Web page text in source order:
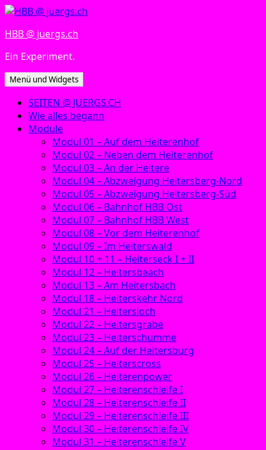
Zum
springen
HBB @ juergs.ch
Ein Experiment.
Menü und Widgets
SEITEN @ JUERGS.CH
Wie alles begann
Module
Modul 01 – Auf dem Heiterenhof
Modul 02 – Neben dem Heiterenhof
Modul 03 – An der Heitere
Modul 04 – Abzweigung Heitersberg-Nord
Modul 05 – Abzweigung Heitersberg-Süd
Modul 06 – Bahnhof HBB Ost
Modul 07 – Bahnhof HBB West
Modul 08 – Vor dem Heiterenhof
Modul 09 – Im Heiterswald
Modul 10 + 11 – Heiterseck I + II
Modul 12 – Heitersbeach
Modul 13 – Am Heitersbach
Modul 18 – Heiterskehr Nord
Modul 21 – Heitersloch
Modul 22 – Heitersgrabe
Modul 23 – Heiterschumme
Modul 24 – Auf der Heitersburg
Modul 25 – Heiterscross
Modul 26 – Heiterenpower
Modul 27 – Heiterenschleife I
Modul 28 – Heiterenschleife II
Modul 29 – Heiterenschleife III
Modul 30 – Heiterenschleife IV
Modul 31 – Heiterenschleife V